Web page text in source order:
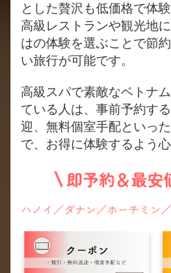
とした贅沢も低価格で体
高級レストランや観光地
はの体験を選ぶことで節
い旅行が可能です。
高級スパで素敵なベトナ
ている人は、事前予約す
迎、無料個室手配といっ
で、お得に体験するよう